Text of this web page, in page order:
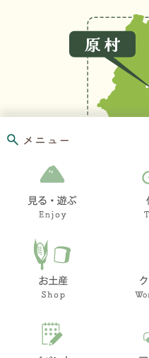
メニュー
お問い合わせ
このホームページ
プライバシーポリシ
©